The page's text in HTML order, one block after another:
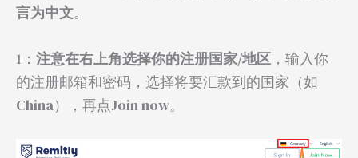
言为中文。
1： 注意在右上角选择你的注册国家/地区 ，输入你
的注册邮箱和密码，选择将要汇款到的国家（如
China），再点Join now。